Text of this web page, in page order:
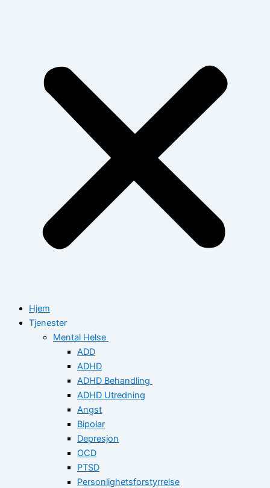
Hjem
Tjenester
Mental Helse
ADD
ADHD
ADHD Behandling
ADHD Utredning
Angst
Bipolar
Depresjon
OCD
PTSD
Personlighetsforstyrrelse